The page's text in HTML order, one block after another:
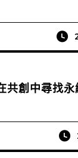
共創中尋找